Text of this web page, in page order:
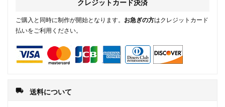
クレジットカード決済
ご購入と同時に制作が開始となります。 お急ぎの方はクレジットカード
払いをご利用ください。
local_shipping 送料について